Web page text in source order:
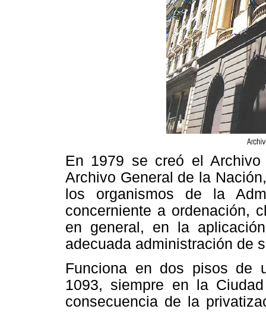
En 1979 se creó el Archivo
Archivo General de la
los organismos de la
concerniente a ordenación,
en general, en la
adecuada administración de
Funciona en dos pisos de
1093, siempre en la
consecuencia de la